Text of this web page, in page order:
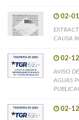
02-
CAUSA
02-
AVISO
AGUAS
02-